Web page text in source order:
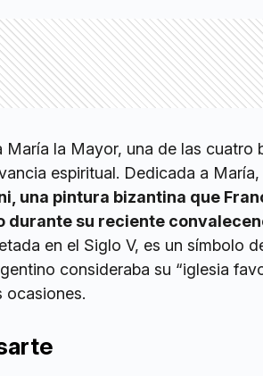
María la Mayor, una de las cuatro
espiritual. Dedicada a
una pintura bizantina que
durante su reciente
en el Siglo V, es un símbolo
consideraba su “iglesia
ocasiones.